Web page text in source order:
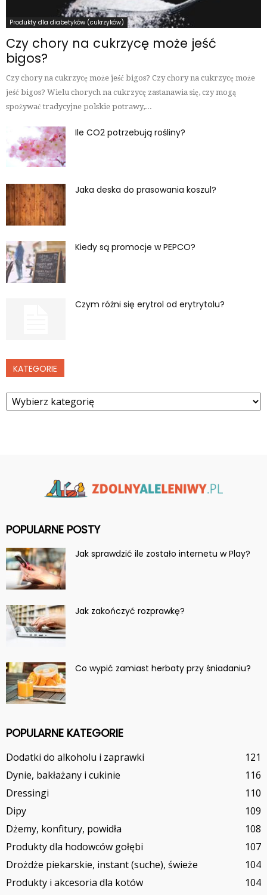
Produkty dla diabetyków (cukrzyków)
Czy chory na cukrzycę może jeść
bigos?
Czy chory na cukrzycę może jeść bigos? Czy chory na cukrzycę może
jeść bigos? Wielu chorych na cukrzycę zastanawia się, czy mogą
spożywać tradycyjne polskie potrawy,...
Ile CO2 potrzebują rośliny?
Jaka deska do prasowania koszul?
Kiedy są promocje w PEPCO?
Czym różni się erytrol od erytrytolu?
KATEGORIE
Kategorie
POPULARNE POSTY
Jak sprawdzić ile zostało internetu w Play?
Jak zakończyć rozprawkę?
Co wypić zamiast herbaty przy śniadaniu?
POPULARNE KATEGORIE
Dodatki do alkoholu i zaprawki
121
Dynie, bakłażany i cukinie
116
Dressingi
110
Dipy
109
Dżemy, konfitury, powidła
108
Produkty dla hodowców gołębi
107
Drożdże piekarskie, instant (suche), świeże
104
Produkty i akcesoria dla kotów
104